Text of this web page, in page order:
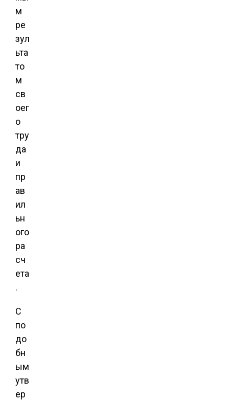
м
ре
зул
ьта
то
м
св
оег
о
тру
да
и
пр
ав
ил
ьн
ого
ра
сч
ета
.
С
по
до
бн
ым
утв
ер